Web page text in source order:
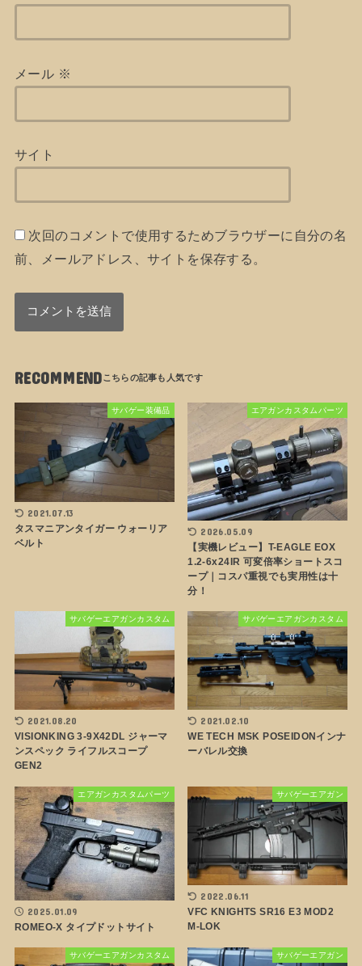
メール ※
サイト
次回のコメントで使用するためブラウザーに自分の名
前、メールアドレス、サイトを保存する。
RECOMMEND
サバゲー装備品
2021.07.13
タスマニアンタイガー ウォーリア
ベルト
エアガンカスタムパーツ
2026.05.09
【実機レビュー】T-EAGLE EOX
1.2-6x24IR 可変倍率ショートスコ
ープ｜コスパ重視でも実用性は十
分！
サバゲーエアガンカスタム
2021.08.20
VISIONKING 3-9X42DL ジャーマ
ンスペック ライフルスコープ
GEN2
サバゲーエアガンカスタム
2021.02.10
WE TECH MSK POSEIDONインナ
ーバレル交換
エアガンカスタムパーツ
2025.01.09
ROMEO-X タイプドットサイト
サバゲーエアガン
2022.06.11
VFC KNIGHTS SR16 E3 MOD2
M-LOK
サバゲーエアガンカスタム サバゲーエアガン